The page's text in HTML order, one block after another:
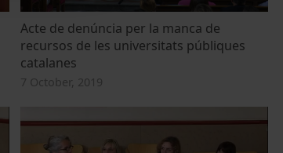
Acte de denúncia per la manca de
recursos de les universitats públiques
catalanes
7 October, 2019